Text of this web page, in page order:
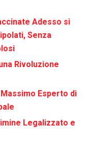
Adesso si
Senza
Rivoluzione
Esperto di
Legalizzato e